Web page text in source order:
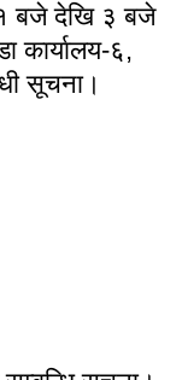
बजे देखि ३ बजे
कार्यालय-६,
सूचना।
बजे देखि ३ बजे सम्म